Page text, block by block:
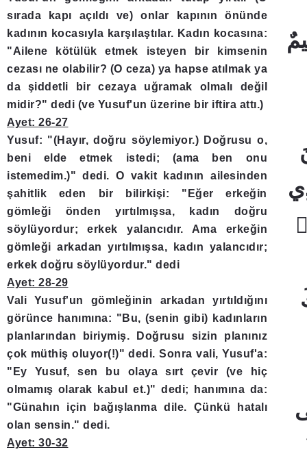
sırada kapı açıldı ve) onlar kapının önünde
kadının kocasıyla karşılaştılar. Kadın kocasına:
"Ailene kötülük etmek isteyen bir kimsenin
cezası ne olabilir? (O ceza) ya hapse atılmak ya
da şiddetli bir cezaya uğramak olmalı değil
midir?" dedi (ve Yusuf'un üzerine bir iftira attı.)
Ayet: 26-27
Yusuf: "(Hayır, doğru söylemiyor.) Doğrusu o,
beni elde etmek istedi; (ama ben onu
istemedim.)" dedi. O vakit kadının ailesinden
şahitlik eden bir bilirkişi: "Eğer erkeğin
gömleği önden yırtılmışsa, kadın doğru
söylüyordur; erkek yalancıdır. Ama erkeğin
gömleği arkadan yırtılmışsa, kadın yalancıdır;
erkek doğru söylüyordur." dedi
Ayet: 28-29
Vali Yusuf'un gömleğinin arkadan yırtıldığını
görünce hanımına: "Bu, (senin gibi) kadınların
planlarından biriymiş. Doğrusu sizin planınız
çok müthiş oluyor(!)" dedi. Sonra vali, Yusuf'a:
"Ey Yusuf, sen bu olaya sırt çevir (ve hiç
olmamış olarak kabul et.)" dedi; hanımına da:
"Günahın için bağışlanma dile. Çünkü hatalı
olan sensin." dedi.
Ayet: 30-32